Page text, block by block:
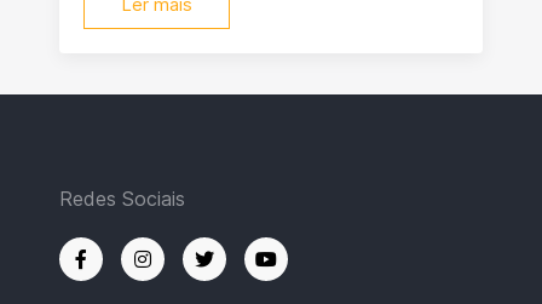
Redes Sociais